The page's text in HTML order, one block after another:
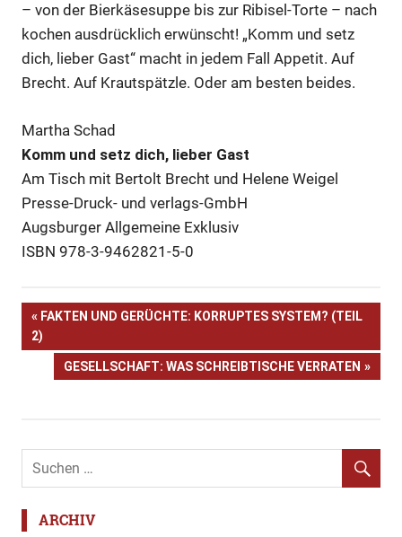
– von der Bierkäsesuppe bis zur Ribisel-Torte – nach
kochen ausdrücklich erwünscht! „Komm und setz
dich, lieber Gast“ macht in jedem Fall Appetit. Auf
Brecht. Auf Krautspätzle. Oder am besten beides.
Martha Schad
Komm und setz dich, lieber Gast
Am Tisch mit Bertolt Brecht und Helene Weigel
Presse-Druck- und verlags-GmbH
Augsburger Allgemeine Exklusiv
ISBN 978-3-9462821-5-0
Augsburger
Allgemeine
Buchtipp
DDR
Beitragsnavigation
VORHERIGER
BEITRAG:
FAKTEN UND GERÜCHTE: KORRUPTES SYSTEM? (TEIL
2)
NÄCHSTER
GESELLSCHAFT: WAS SCHREIBTISCHE VERRATEN
ARCHIV